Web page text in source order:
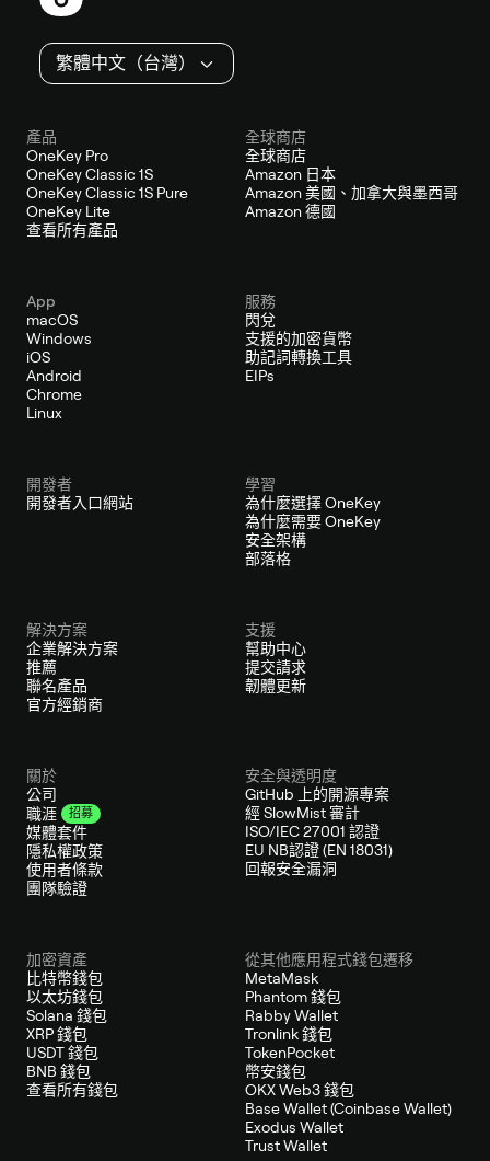
繁體中文（台灣）
產品
OneKey Pro
OneKey Classic 1S
OneKey Classic 1S Pure
OneKey Lite
查看所有產品
全球商店
全球商店
Amazon 日本
Amazon 美國、加拿大與墨西哥
Amazon 德國
App
macOS
Windows
iOS
Android
Chrome
Linux
服務
閃兌
支援的加密貨幣
助記詞轉換工具
EIPs
開發者
開發者入口網站
學習
為什麼選擇 OneKey
為什麼需要 OneKey
安全架構
部落格
解決方案
企業解決方案
推薦
聯名產品
官方經銷商
支援
幫助中心
提交請求
韌體更新
關於
公司
職涯
招募
媒體套件
隱私權政策
使用者條款
團隊驗證
安全與透明度
GitHub 上的開源專案
經 SlowMist 審計
ISO/IEC 27001 認證
EU NB認證 (EN 18031)
回報安全漏洞
加密資產
比特幣錢包
以太坊錢包
Solana 錢包
XRP 錢包
USDT 錢包
BNB 錢包
查看所有錢包
從其他應用程式錢包遷移
MetaMask
Phantom 錢包
Rabby Wallet
Tronlink 錢包
TokenPocket
幣安錢包
OKX Web3 錢包
Base Wallet (Coinbase Wallet)
Exodus Wallet
Trust Wallet